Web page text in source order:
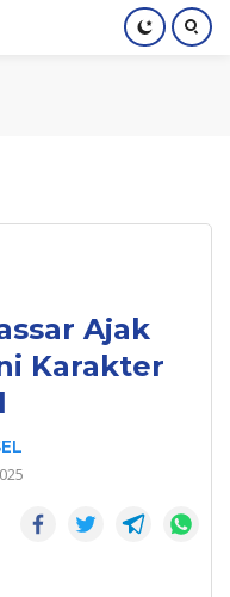
Index
Ajak
Karakter